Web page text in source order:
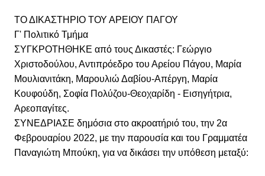
ΤΟ ΔΙΚΑΣΤΗΡΙΟ ΤΟΥ ΑΡΕΙΟΥ ΠΑΓΟΥ
Γ' Πολιτικό Τμήμα
ΣΥΓΚΡΟΤΗΘΗΚΕ από τους Δικαστές: Γεώργιο
Χριστοδούλου, Αντιπρόεδρο του Αρείου Πάγου, Μαρία
Μουλιανιτάκη, Μαρουλιώ Δαβίου-Απέργη, Μαρία
Κουφούδη, Σοφία Πολύζου-Θεοχαρίδη - Εισηγήτρια,
Αρεοπαγίτες.
ΣΥΝΕΔΡΙΑΣΕ δημόσια στο ακροατήριό του, την 2α
Φεβρουαρίου 2022, με την παρουσία και του Γραμματέα
Παναγιώτη Μπούκη, για να δικάσει την υπόθεση μεταξύ: